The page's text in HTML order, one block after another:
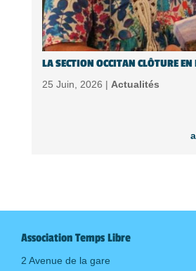
LA SECTION OCCITAN CLÔTURE EN
25 Juin, 2026 | Actualités
Association Temps Libre
2 Avenue de la gare